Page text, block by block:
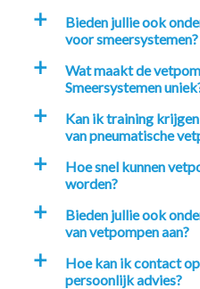
a
Bieden jullie ook
voor smeersystemen?
a
Wat maakt de
Smeersystemen
a
Kan ik training
van pneumatische
a
Hoe snel kunnen
worden?
a
Bieden jullie ook
van vetpompen aan?
a
Hoe kan ik contact
persoonlijk advies?